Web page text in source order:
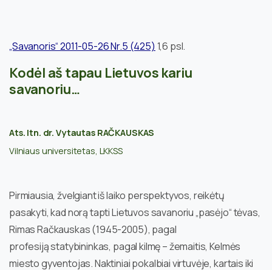
Home
Straipsniai apie narius
savanoriu… / „Savanoris“ 2011-05-26 Nr.5 (425)
„Savanoris“ 2011-05-26 Nr.5 (425) 1,6 psl.
Kodėl aš tapau Lietuvos kariu
savanoriu…
Ats. ltn. dr. Vytautas RAČKAUSKAS
Vilniaus universitetas, LKKSS
Pirmiausia, žvelgiant iš laiko perspektyvos, reikėtų
pasakyti, kad norą tapti Lietuvos savanoriu „pasėjo“ tėvas,
Rimas Račkauskas (1945-2005), pagal
profesiją statybininkas, pagal kilmę – žemaitis, Kelmės
miesto gyventojas. Naktiniai pokalbiai virtuvėje, kartais iki